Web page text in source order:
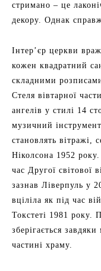
стримано – це
декору. Однак
Інтер’єр церкви
кожен квадратний
складними
Стеля вівтарної
ангелів у стилі 14
музичний
становлять вітражі,
Ніколсона 1952
час Другої
зазнав Ліверпуль у
вціліла як під час
Токстеті 1981 року.
зберігається
частині храму.